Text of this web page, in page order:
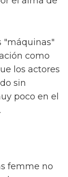
a la
sobre
'Pose', Alex
referencia.
– una
eso?"
Junto a